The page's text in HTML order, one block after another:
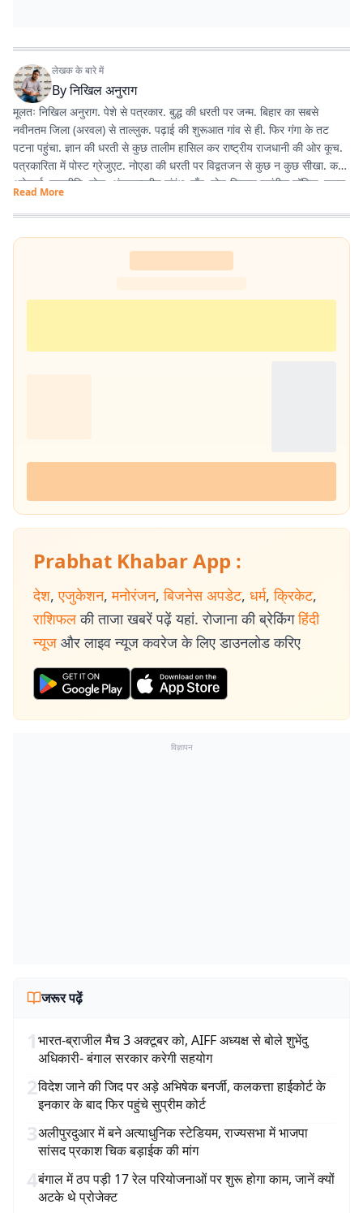
लेखक के बारे में
Byनिखिल अनुराग
मूलतः निखिल अनुराग. पेशे से पत्रकार. बुद्ध की धरती पर जन्म. बिहार का सबसे
नवीनतम जिला (अरवल) से ताल्लुक. पढ़ाई की शुरूआत गांव से ही. फिर गंगा के तट
पटना पहुंचा. ज्ञान की धरती से कुछ तालीम हासिल कर राष्ट्रीय राजधानी की ओर कूच.
पत्रकारिता में पोस्ट ग्रेजुएट. नोएडा की धरती पर विद्वतजन से कुछ न कुछ सीखा. करंट
अफ़ेयर्स, राजनीति, खेल, अंतरराष्ट्रीय संबंध, गाँव, खेत-किसान पसंदीदा टॉपिक. स्कूल,
कॉलेज युनिवर्सिटी में यूथ से गपशप करना एनर्जी का अतिरिक्त स्रोत. साल 2020 में
नोएडा से शुरू हुई इस लेखन यात्रा कलम, डेस्कटॉप, लैपटॉप के की-बोर्ड से होते हुए
स्मार्ट फोन तक पहुंच गयी. ज्यों-ज्यों उम्र बढ़ रही है, सीखने, पढ़ने, लिखने की भूख भी
Read More
Prabhat Khabar App :
देश, एजुकेशन, मनोरंजन, बिजनेस अपडेट, धर्म, क्रिकेट,
राशिफल की ताजा खबरें पढ़ें यहां. रोजाना की ब्रेकिंग हिंदी
न्यूज और लाइव न्यूज कवरेज के लिए डाउनलोड करिए
विज्ञापन
जरूर पढ़ें
1भारत-ब्राजील मैच 3 अक्टूबर को, AIFF अध्यक्ष से बोले शुभेंदु
अधिकारी- बंगाल सरकार करेगी सहयोग
2विदेश जाने की जिद पर अड़े अभिषेक बनर्जी, कलकत्ता हाईकोर्ट के
इनकार के बाद फिर पहुंचे सुप्रीम कोर्ट
3अलीपुरदुआर में बने अत्याधुनिक स्टेडियम, राज्यसभा में भाजपा
सांसद प्रकाश चिक बड़ाईक की मांग
4बंगाल में ठप पड़ी 17 रेल परियोजनाओं पर शुरू होगा काम, जानें क्यों
अटके थे प्रोजेक्ट